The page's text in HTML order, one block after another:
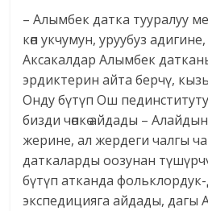
– Алымбек датка тууралуу
көп укчумун, уруубуз
Аксакалдар Алымбек
эрдиктерин айта берчү,
Онду бүтүп Ош
бизди чөпкө айдады –
жерине, ал жердеги чалгы
даткаларды оозунан
бүтүп атканда
экспедицияга айдады, дагы